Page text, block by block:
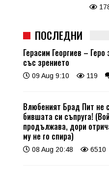
ПОСЛЕДНИ
Герасим Георгиев –
със зрението
09 Aug 9:10 119
Влюбеният Брад Пит не
бившата си съпруга!
продължава, дори
му не го спира)
08 Aug 20:48 6510